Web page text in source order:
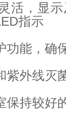
活，显
指示
功能，确
紫外线灭
保持较好